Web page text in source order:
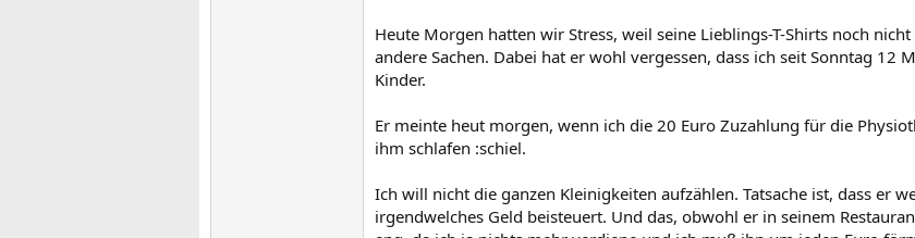
Heute Morgen hatten wir Stress, weil seine Lieblings-T-Shirts noch
andere Sachen. Dabei hat er wohl vergessen, dass ich seit Sonntag 12
Kinder.
Er meinte heut morgen, wenn ich die 20 Euro Zuzahlung für die
ihm schlafen :schiel.
Ich will nicht die ganzen Kleinigkeiten aufzählen. Tatsache ist, dass er
irgendwelches Geld beisteuert. Und das, obwohl er in seinem